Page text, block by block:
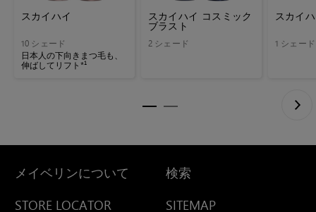
スカイハイ
10 シェード
日本人の下向きまつ毛も、
伸ばしてリフト*¹
スカイハイ コスミック
ブラスト
2 シェード
スカイ
1 シェード
メイベリンについて
STORE LOCATOR
検索
SITEMAP